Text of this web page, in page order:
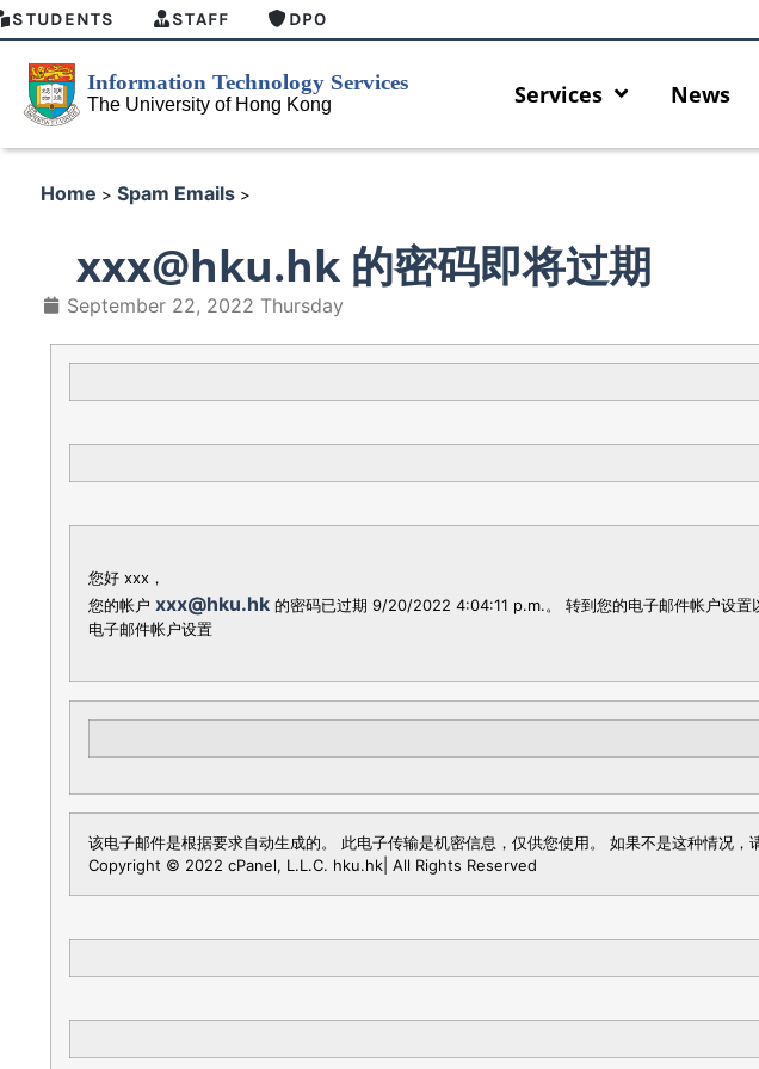
STUDENTS STAFF DPO
Services News
Home > Spam Emails >
xxx@hku.hk 的密码即将过期
September 22, 2022 Thursday
您好 xxx，
您的帐户 xxx@hku.hk 的密码已过期 9/20/2022 4:04:11 p.m.。 转到您的电子邮件帐户设置
电子邮件帐户设置
该电子邮件是根据要求自动生成的。 此电子传输是机密信息，仅供您使用。 如果不是这种情况，
Copyright © 2022 cPanel, L.L.C. hku.hk| All Rights Reserved
HKU GenAI Student Top-up Pack
MFA security